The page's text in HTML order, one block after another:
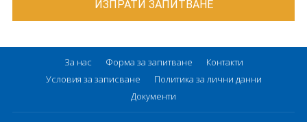
За нас Форма за запитване
Контакти
Условия за записване
Политика за лични данни
Документи